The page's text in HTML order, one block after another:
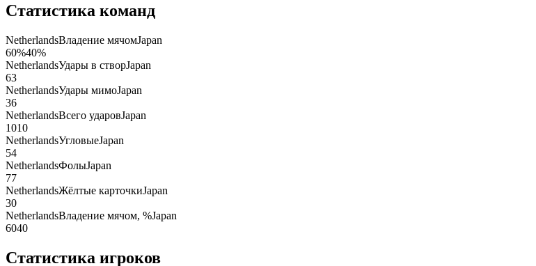
Статистика команд
NetherlandsВладение мячомJapan
60%40%
NetherlandsУдары в створJapan
63
NetherlandsУдары мимоJapan
36
NetherlandsВсего ударовJapan
1010
NetherlandsУгловыеJapan
54
NetherlandsФолыJapan
77
NetherlandsЖёлтые карточкиJapan
30
NetherlandsВладение мячом, %Japan
6040
Статистика игроков